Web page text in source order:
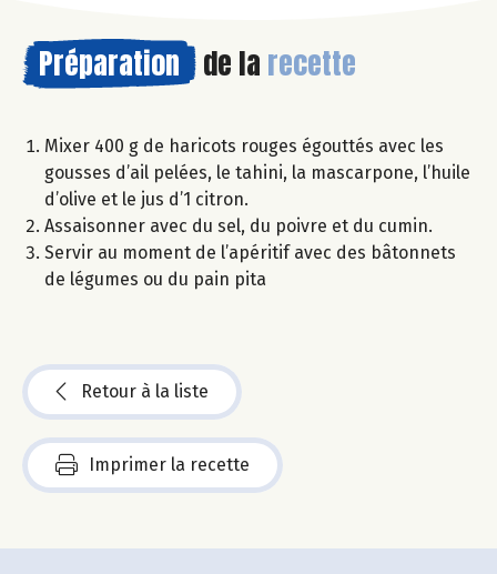
Préparation de la recette
Mixer 400 g de haricots rouges égouttés avec les
gousses d’ail pelées, le tahini, la mascarpone, l’huile
d’olive et le jus d’1 citron.
Assaisonner avec du sel, du poivre et du cumin.
Servir au moment de l’apéritif avec des bâtonnets
de légumes ou du pain pita
Retour à la liste
Imprimer la recette